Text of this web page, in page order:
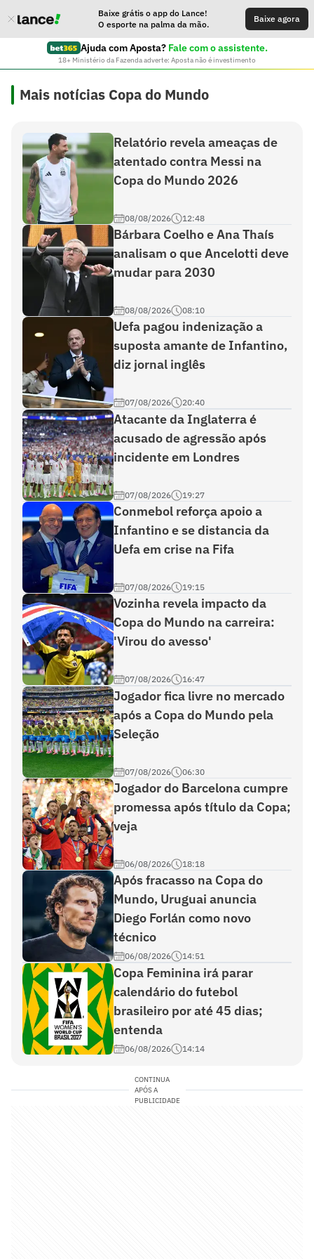
Baixe grátis o app do Lance!
O esporte na palma da mão.
Baixe agora
Ajuda com Aposta? Fale com o assistente.
18+ Ministério da Fazenda adverte: Aposta não é investimento
Mais notícias Copa do Mundo
Relatório revela ameaças de
atentado contra Messi na
Copa do Mundo 2026
08/08/2026 12:48
Bárbara Coelho e Ana Thaís
analisam o que Ancelotti deve
mudar para 2030
08/08/2026 08:10
Uefa pagou indenização a
suposta amante de Infantino,
diz jornal inglês
07/08/2026 20:40
Atacante da Inglaterra é
acusado de agressão após
incidente em Londres
07/08/2026 19:27
Conmebol reforça apoio a
Infantino e se distancia da
Uefa em crise na Fifa
07/08/2026 19:15
Vozinha revela impacto da
Copa do Mundo na carreira:
'Virou do avesso'
07/08/2026 16:47
Jogador fica livre no mercado
após a Copa do Mundo pela
Seleção
07/08/2026 06:30
Jogador do Barcelona cumpre
promessa após título da Copa;
veja
06/08/2026 18:18
Após fracasso na Copa do
Mundo, Uruguai anuncia
Diego Forlán como novo
técnico
06/08/2026 14:51
Copa Feminina irá parar
calendário do futebol
brasileiro por até 45 dias;
entenda
06/08/2026 14:14
CONTINUA
APÓS A
PUBLICIDADE